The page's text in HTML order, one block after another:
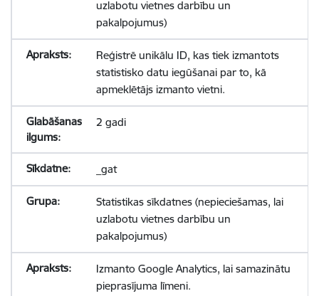
uzlabotu vietnes darbību un
pakalpojumus)
Reģistrē unikālu ID, kas tiek izmantots
statistisko datu iegūšanai par to, kā
apmeklētājs izmanto vietni.
2 gadi
_gat
Statistikas sīkdatnes (nepieciešamas, lai
uzlabotu vietnes darbību un
pakalpojumus)
Izmanto Google Analytics, lai samazinātu
pieprasījuma līmeni.